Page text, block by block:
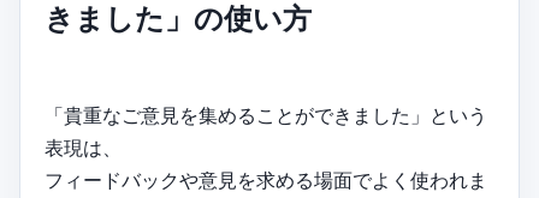
きました」の使い方
「貴重なご意見を集めることができました」という
表現は、
フィードバックや意見を求める場面でよく使われま